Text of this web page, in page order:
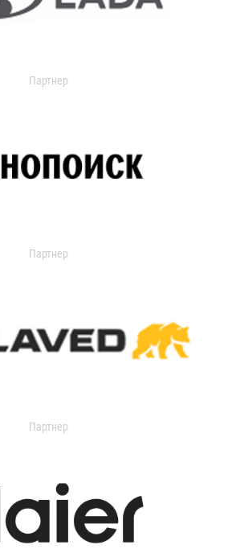
Партнер
Партнер
Партнер